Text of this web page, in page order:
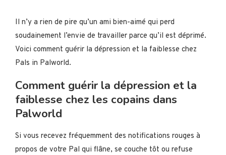
Il n’y a rien de pire qu’un ami bien-aimé qui perd
soudainement l’envie de travailler parce qu’il est déprimé.
Voici comment guérir la dépression et la faiblesse chez
Pals in Palworld.
Comment guérir la dépression et la
faiblesse chez les copains dans
Palworld
Si vous recevez fréquemment des notifications rouges à
propos de votre Pal qui flâne, se couche tôt ou refuse